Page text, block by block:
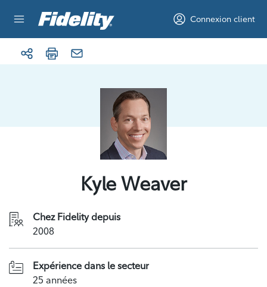
Connexion client
Kyle Weaver
Chez Fidelity depuis
2008
Expérience dans le secteur
25 années